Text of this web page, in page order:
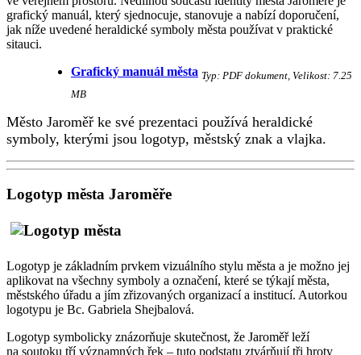
grafický manuál, který sjednocuje, stanovuje a nabízí doporučení,
jak níže uvedené heraldické symboly města používat v praktické
sitauci.
Grafický manuál města Typ: PDF dokument, Velikost: 7.25
MB
Město Jaroměř ke své prezentaci používá heraldické
symboly, kterými jsou logotyp, městský znak a vlajka.
Logotyp města Jaroměře
Logotyp je základním prvkem vizuálního stylu města a je možno jej
aplikovat na všechny symboly a označení, které se týkají města,
městského úřadu a jím zřizovaných organizací a institucí. Autorkou
logotypu je Bc. Gabriela Shejbalová.
Logotyp symbolicky znázorňuje skutečnost, že Jaroměř leží
na soutoku tří významných řek – tuto podstatu ztvárňují tři hroty